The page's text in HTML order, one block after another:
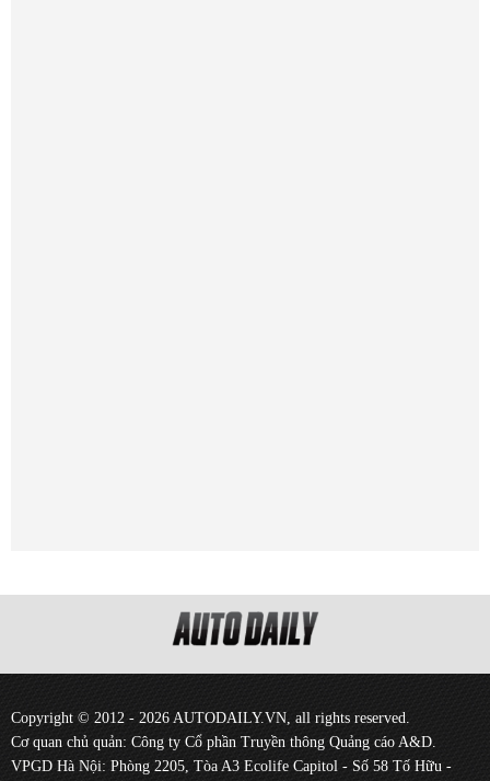
Copyright © 2012 - 2026 AUTODAILY.VN, all rights reserved.
Cơ quan chủ quản: Công ty Cổ phần Truyền thông Quảng cáo A&D.
VPGD Hà Nội: Phòng 2205, Tòa A3 Ecolife Capitol - Số 58 Tố Hữu -